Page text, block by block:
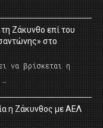
Ζάκυνθο επί του
στο
να βρίσκεται η
η Ζάκυνθος με ΑΕΛ